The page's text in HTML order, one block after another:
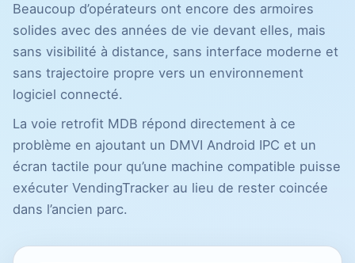
Beaucoup d’opérateurs ont encore des armoires
solides avec des années de vie devant elles, mais
sans visibilité à distance, sans interface moderne et
sans trajectoire propre vers un environnement
logiciel connecté.
La voie retrofit MDB répond directement à ce
problème en ajoutant un DMVI Android IPC et un
écran tactile pour qu’une machine compatible puisse
exécuter VendingTracker au lieu de rester coincée
dans l’ancien parc.